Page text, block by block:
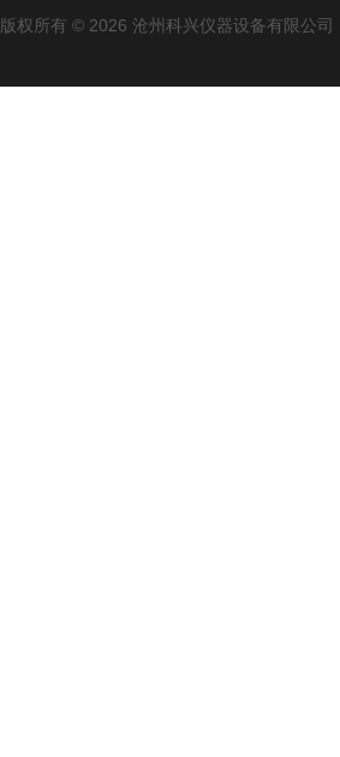
版权所有 © 2026 沧州科兴仪器设备有限公司